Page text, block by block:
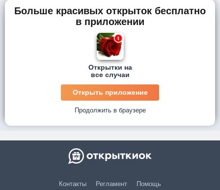
Больше красивых открыток бесплатно
в приложении
Открытки на
все случаи
Открыть приложение
Продолжить в браузере
Контакты Регламент Помощь